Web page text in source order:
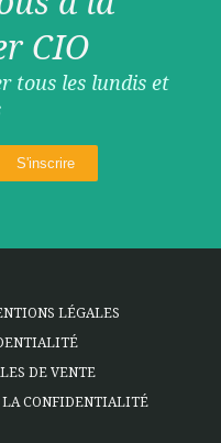
CIO
tous les lundis et
LÉGALES
DE VENTE
LA CONFIDENTIALITÉ